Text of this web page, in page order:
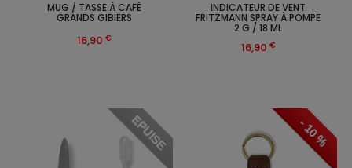
- 10 %
MUG / TASSE À CAFÉ
GRANDS GIBIERS
16,90 €
EPUISE
INDICATEUR DE VENT
FRITZMANN SPRAY À POMPE
2 G / 18 ML
16,90 €